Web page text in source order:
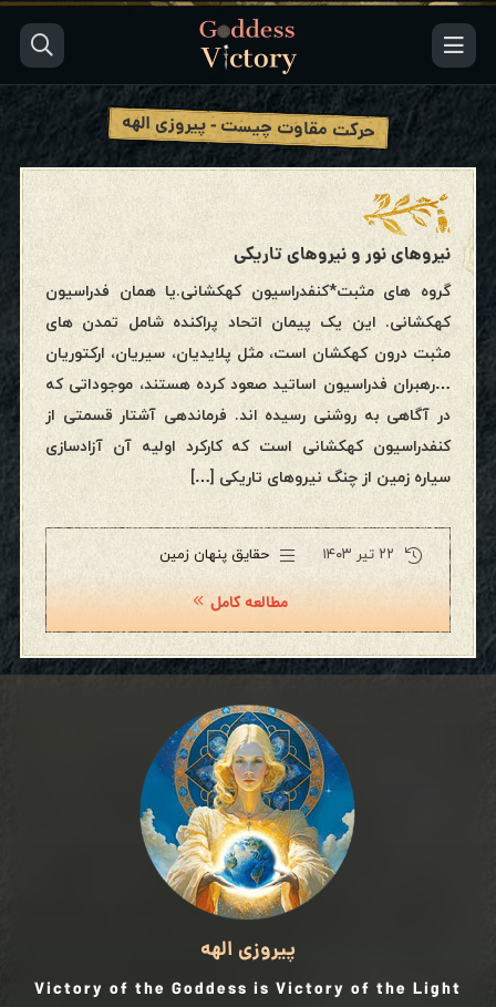
حرکت مقاوت چیست - پیروزی الهه
نیروهای نور و نیروهای تاریکی
گروه های مثبت*کنفدراسیون کهکشانی.یا همان فدراسیون
کهکشانی. این یک پیمان اتحاد پراکنده شامل تمدن های
مثبت درون کهکشان است، مثل پلایدیان، سیریان، ارکتوریان
…رهبران فدراسیون اساتید صعود کرده هستند، موجوداتی که
در آگاهی به روشنی رسیده اند. فرماندهی آشتار قسمتی از
کنفدراسیون کهکشانی است که کارکرد اولیه آن آزادسازی
سیاره زمین از چنگ نیروهای تاریکی […]
۲۲ تیر ۱۴۰۳ حقایق پنهان زمین
مطالعه کامل
پیروزی الهه
Victory of the Goddess is Victory of the Light